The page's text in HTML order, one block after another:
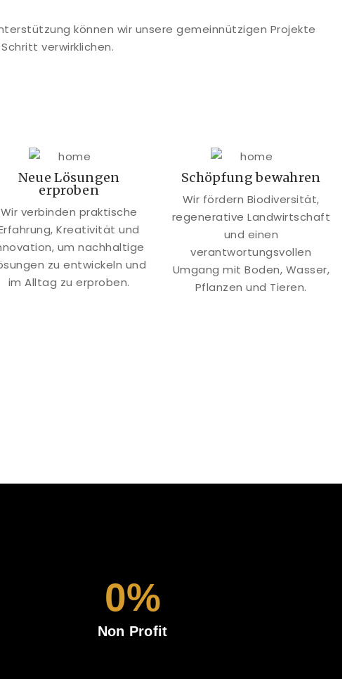
können wir unsere gemeinnützigen Projekte
verwirklichen.
Neue Lösungen
erproben
Wir verbinden praktische
Kreativität und
um nachhaltige
zu entwickeln und
im Alltag zu erproben.
Schöpfung bewahren
Wir fördern Biodiversität,
regenerative Landwirtschaft
und einen
verantwortungsvollen
Umgang mit Boden, Wasser,
Pflanzen und Tieren.
Non Profit
0%